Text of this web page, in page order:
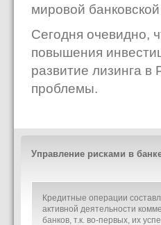
мировой банковской
Сегодня очевидно,
повышения
развитие лизинга
проблемы.
Управление рисками в
Кредитные операции
активной деятельности
банков, т.к. во-первых, их